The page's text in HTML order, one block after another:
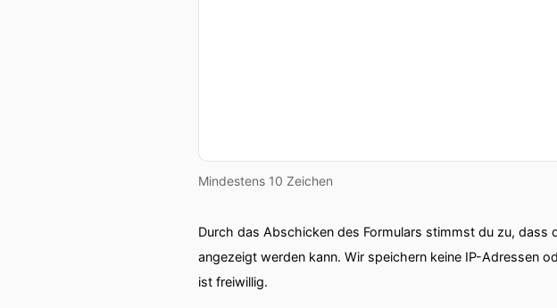
Mindestens 10 Zeichen
Durch das Abschicken des Formulars stimmst du zu,
angezeigt werden kann. Wir speichern keine IP-Adressen
ist freiwillig.